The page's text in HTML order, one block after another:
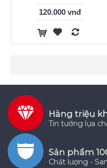
120.000 vnđ
Hàng triệu
Tin tưởng lựa
Sản phẩm
Chất lượng -